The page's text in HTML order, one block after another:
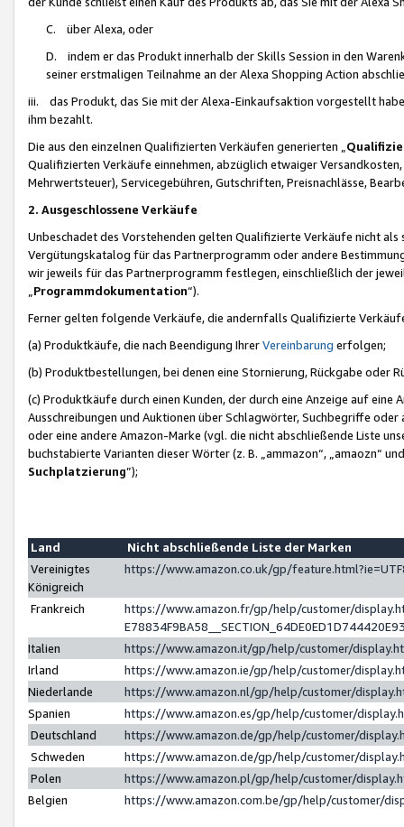
C. über Alexa, oder
D. indem er das Produkt innerhalb der Skills Session in den
seiner erstmaligen Teilnahme an der Alexa Shopping Action
iii. das Produkt, das Sie mit der Alexa-Einkaufsaktion vorgestellt
ihm bezahlt.
Die aus den einzelnen Qualifizierten Verkäufen generierten „
Qualifizierten Verkäufe einnehmen, abzüglich etwaiger
Mehrwertsteuer), Servicegebühren, Gutschriften, Preisnachlässe,
2. Ausgeschlossene Verkäufe
Unbeschadet des Vorstehenden gelten Qualifizierte Verkäufe nicht
Vergütungskatalog für das Partnerprogramm oder andere
wir jeweils für das Partnerprogramm festlegen, einschließlich der
Programmdokumentation“).
Ferner gelten folgende Verkäufe, die andernfalls Qualifizierte
(a) Produktkäufe, die nach Beendigung IhrerVereinbarung erfolgen;
(b) Produktbestellungen, bei denen eine Stornierung, Rückgabe oder
(c) Produktkäufe durch einen Kunden, der durch eine Anzeige auf
Ausschreibungen und Auktionen über Schlagwörter, Suchbegriffe
oder eine andere Amazon-Marke (vgl. die nicht abschließende Liste
buchstabierte Varianten dieser Wörter (z. B. „ammazon“, „amaozn“
Suchplatzierung”);
Land
Nicht abschließende Liste der Marken
Vereinigtes
Königreich
https://www.amazon.co.uk/gp/
Frankreich
https://www.amazon.fr/gp/help/customer/
Italien
https://www.amazon.it/gp/help/customer/
Irland
https://www.amazon.ie/gp/help/customer/
Niederlande
https://www.amazon.nl/gp/help/customer/
Spanien
https://www.amazon.es/gp/help/customer/
Deutschland
https://www.amazon.de/gp/help/customer/
Schweden
https://www.amazon.de/gp/help/customer/
Polen
https://www.amazon.pl/gp/help/customer/
Belgien
https://www.amazon.com.be/gp/help/customer/